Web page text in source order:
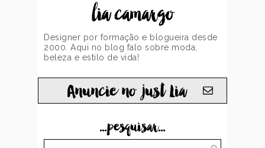
lia camargo
Designer por formação e blogueira desde
2000. Aqui no blog falo sobre moda,
beleza e estilo de vida!
Anuncie no just Lia
...pesquisar...